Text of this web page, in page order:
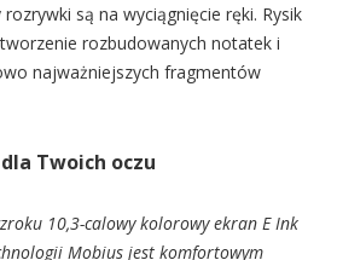
są na wyciągnięcie ręki. Rysik
rozbudowanych notatek i
najważniejszych fragmentów
Twoich oczu
10,3-calowykolorowy ekran E Ink
Mobius jest komfortowym